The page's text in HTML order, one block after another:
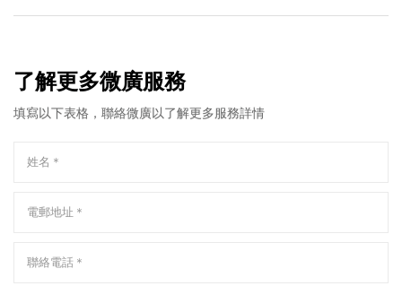
了解更多微廣服務
填寫以下表格，聯絡微廣以了解更多服務詳情